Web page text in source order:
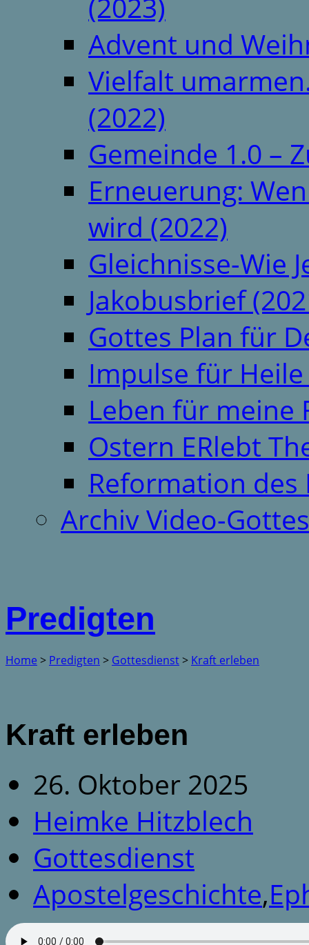
Advent und
Vielfalt
(2022)
Gemeinde 1.0 –
Erneuerung:
wird (2022)
Gleichnisse-Wie
Jakobusbrief
Gottes Plan für
Impulse für
Leben für meine
Ostern ERlebt
Reformation des
Archiv Video-
Predigten
Home > Predigten > Gottesdienst> Kraft erleben
Kraft erleben
26. Oktober 2025
Heimke Hitzblech
Gottesdienst
Apostelgeschichte,